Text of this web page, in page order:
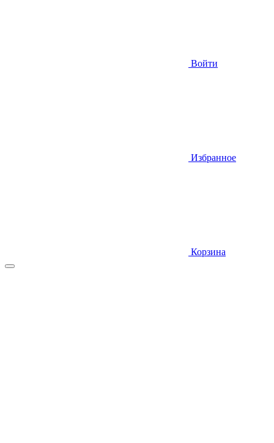
Войти
Избранное
Корзина